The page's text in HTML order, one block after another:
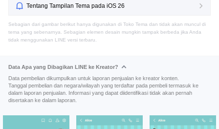
Tentang Tampilan Tema pada iOS 26
Sebagian dari gambar berikut hanya digunakan di Toko Tema dan tidak akan muncul di
tema yang sebenarnya. Sebagian elemen desain mungkin tampak berbeda jika Anda
tidak menggunakan LINE versi terbaru.
Data Apa yang Dibagikan LINE ke Kreator?
Data pembelian dikumpulkan untuk laporan penjualan ke kreator konten.
Tanggal pembelian dan negara/wilayah yang terdaftar pada pembeli termasuk ke
dalam laporan penjualan. Informasi yang dapat diidentifikasi tidak akan pernah
disertakan ke dalam laporan.